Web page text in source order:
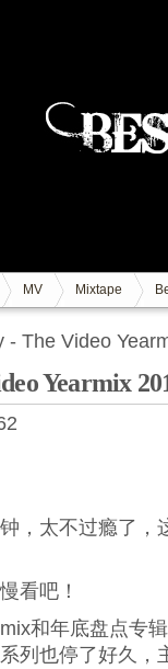
MV Mixtape
- The Video
Yearmix
，太不过瘾了，
看吧！
和年底盘点专
列也停了好久，